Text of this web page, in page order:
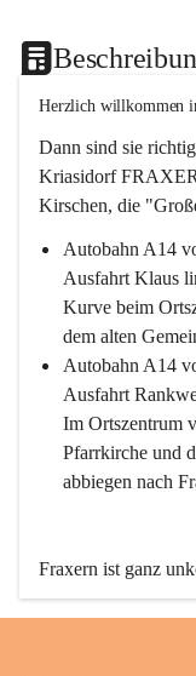
Herzlich willkommen
Dann sind sie
Kriasidorf
Kirschen, die
Autobahn A14
Ausfahrt Klaus
Kurve beim
dem alten
Autobahn A14
Ausfahrt
Im Ortszentrum
Pfarrkirche und
abbiegen nach
Fraxern ist ganz
den öffentlichen